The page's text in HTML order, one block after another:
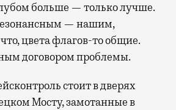
больше — только лучше.
— нашим,
цвета флагов-то общие.
договором проблемы.
стоит в дверях
Мосту, замотанные в